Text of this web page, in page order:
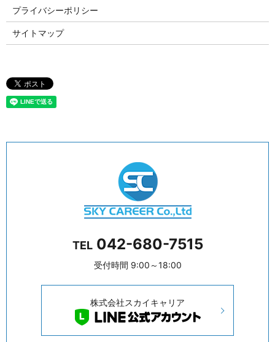
プライバシーポリシー
サイトマップ
TEL 042-680-7515
受付時間 9:00～18:00
株式会社スカイキャリア